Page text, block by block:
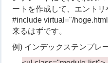
ートを作成して、エント
#include virtual="/
来るはずです。
例) インデックステンプレ